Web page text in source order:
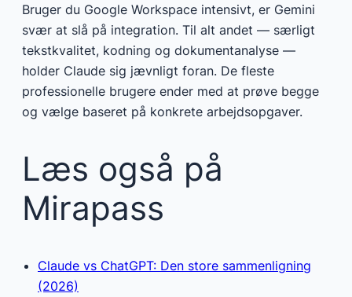
Bruger du Google Workspace intensivt, er Gemini
svær at slå på integration. Til alt andet — særligt
tekstkvalitet, kodning og dokumentanalyse —
holder Claude sig jævnligt foran. De fleste
professionelle brugere ender med at prøve begge
og vælge baseret på konkrete arbejdsopgaver.
Læs også på
Mirapass
Claude vs ChatGPT: Den store sammenligning
(2026)